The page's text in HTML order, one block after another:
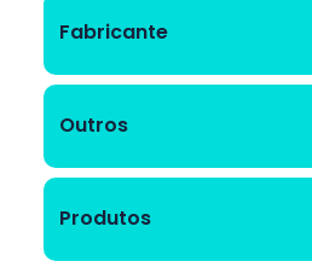
Fabricante
Outros
Produtos